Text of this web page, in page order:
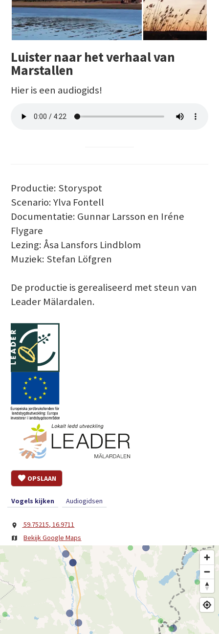
Luister naar het verhaal van
Marstallen
Hier is een audiogids!
Productie: Storyspot
Scenario: Ylva Fontell
Documentatie: Gunnar Larsson en Iréne
Flygare
Lezing: Åsa Lansfors Lindblom
Muziek: Stefan Löfgren
De productie is gerealiseerd met steun van
Leader Mälardalen.
OPSLAAN
Vogels kijken Audiogidsen
59.75215, 16.9711
Bekijk Google Maps